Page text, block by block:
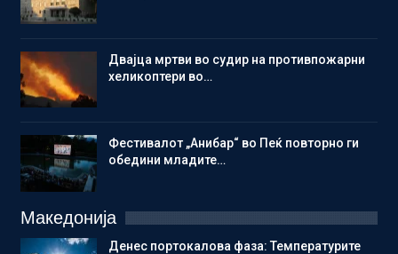
Двајца мртви во судир на противпожарни
хеликоптери во…
Фестивалот „Анибар“ во Пеќ повторно ги
обедини младите…
Македонија
Денес портокалова фаза: Температурите